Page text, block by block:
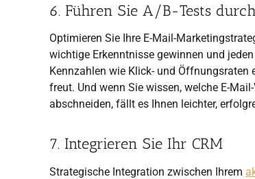
6. Führen Sie A/B-Tests durch
Optimieren Sie Ihre E-Mail-
wichtige Erkenntnisse gewinnen und
Kennzahlen wie Klick- und Öffnungsraten
freut. Und wenn Sie wissen, welche E-
abschneiden, fällt es Ihnen leichter,
7. Integrieren Sie Ihr CRM
Strategische Integration zwischen Ihrem